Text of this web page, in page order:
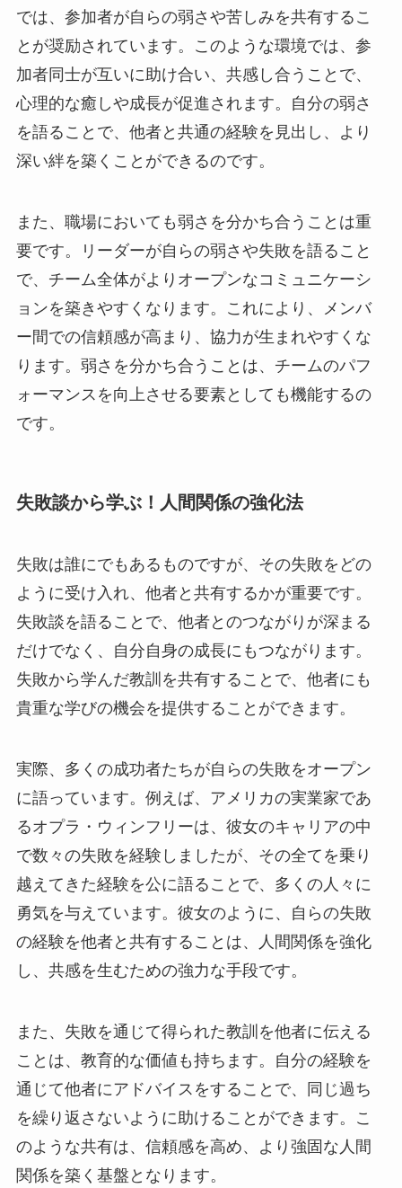
では、参加者が自らの弱さや苦しみを共有するこ
とが奨励されています。このような環境では、参
加者同士が互いに助け合い、共感し合うことで、
心理的な癒しや成長が促進されます。自分の弱さ
を語ることで、他者と共通の経験を見出し、より
深い絆を築くことができるのです。
また、職場においても弱さを分かち合うことは重
要です。リーダーが自らの弱さや失敗を語ること
で、チーム全体がよりオープンなコミュニケーシ
ョンを築きやすくなります。これにより、メンバ
ー間での信頼感が高まり、協力が生まれやすくな
ります。弱さを分かち合うことは、チームのパフ
ォーマンスを向上させる要素としても機能するの
です。
失敗談から学ぶ！人間関係の強化法
失敗は誰にでもあるものですが、その失敗をどの
ように受け入れ、他者と共有するかが重要です。
失敗談を語ることで、他者とのつながりが深まる
だけでなく、自分自身の成長にもつながります。
失敗から学んだ教訓を共有することで、他者にも
貴重な学びの機会を提供することができます。
実際、多くの成功者たちが自らの失敗をオープン
に語っています。例えば、アメリカの実業家であ
るオプラ・ウィンフリーは、彼女のキャリアの中
で数々の失敗を経験しましたが、その全てを乗り
越えてきた経験を公に語ることで、多くの人々に
勇気を与えています。彼女のように、自らの失敗
の経験を他者と共有することは、人間関係を強化
し、共感を生むための強力な手段です。
また、失敗を通じて得られた教訓を他者に伝える
ことは、教育的な価値も持ちます。自分の経験を
通じて他者にアドバイスをすることで、同じ過ち
を繰り返さないように助けることができます。こ
のような共有は、信頼感を高め、より強固な人間
関係を築く基盤となります。